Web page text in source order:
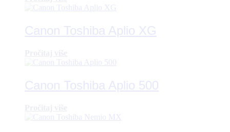
Canon Toshiba Aplio XG
Canon Toshiba Aplio 500